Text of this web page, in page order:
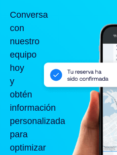
Conversa
con
nuestro
equipo
hoy
y
obtén
información
personalizada
para
optimizar